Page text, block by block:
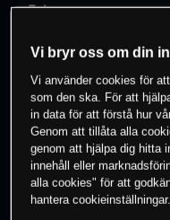
7 dagar
0% av
instrument
Vi bryr oss om din
Vi använder cookies för
som den ska. För att
in data för att förstå hur
Genom att tillåta alla
genom att hjälpa dig hitta
innehåll eller
alla cookies" för att
hantera